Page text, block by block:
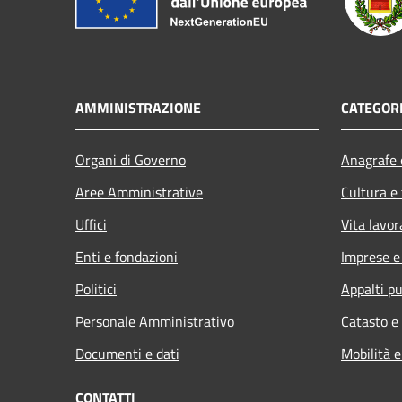
AMMINISTRAZIONE
Organi di Governo
Aree Amministrative
Uffici
Enti e fondazioni
Politici
Personale Amministrativo
Documenti e dati
Cultura
Vita
Imprese
Appalti
Catasto
Mobilità
CONTATTI